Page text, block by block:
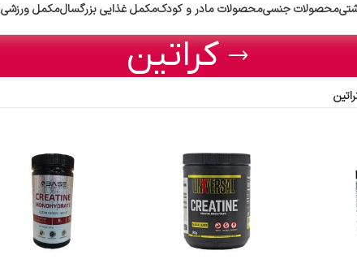
محصولات جنسیمحصولات مادر و کودکمکمل غذایی بزرگسالمکمل ورزشی
کراتین